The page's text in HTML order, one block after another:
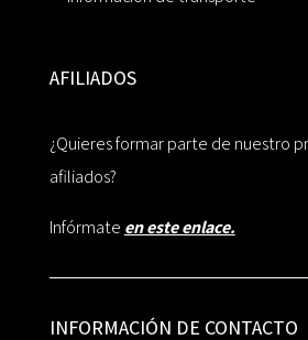
AFILIADOS
¿Quieres formar parte de nuestro
afiliados?
Infórmate en este enlace.
INFORMACIÓN DE CONTACTO